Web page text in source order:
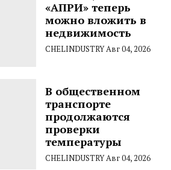
«АПРИ» теперь
можно вложить в
недвижимость
CHELINDUSTRYАвг 04, 2026
В общественном
транспорте
продолжаются
проверки
температуры
CHELINDUSTRYАвг 04, 2026